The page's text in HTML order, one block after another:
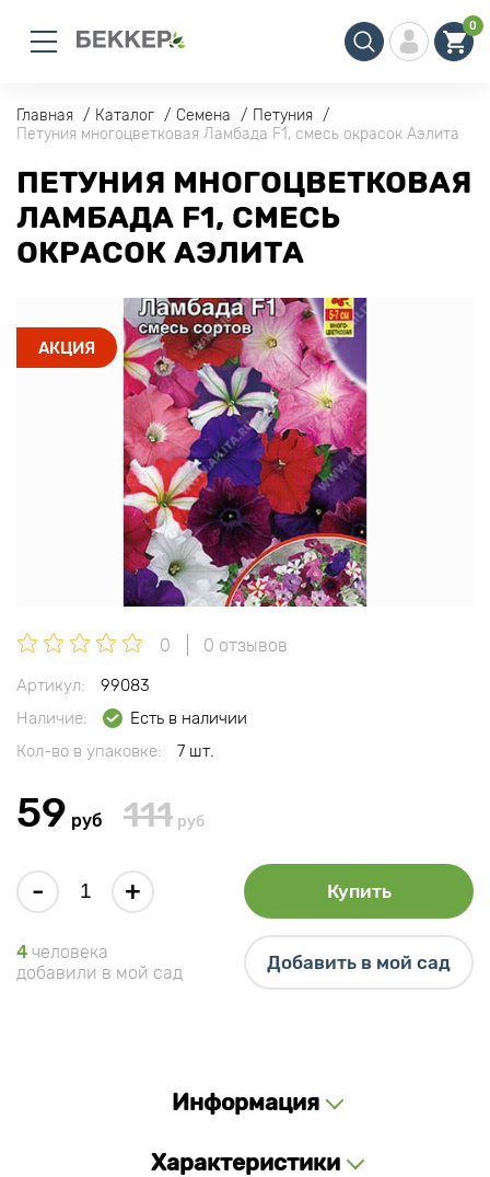
0
Главная Каталог Семена
Петуния
Петуния многоцветковая Ламбада F1, смесь окрасок Аэлита
ПЕТУНИЯ МНОГОЦВЕТКОВАЯ
ЛАМБАДА F1, СМЕСЬ
ОКРАСОК АЭЛИТА
АКЦИЯ
0 0 отзывов
Артикул:
99083
Наличие:
Есть в наличии
Кол-во в упаковке:
7 шт.
59 руб 111 руб
- + Купить
4 человека
добавили в мой сад
Добавить в мой сад
Информация
Характеристики